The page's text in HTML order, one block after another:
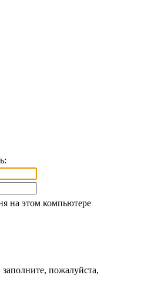
на этом компьютере
пожалуйста,